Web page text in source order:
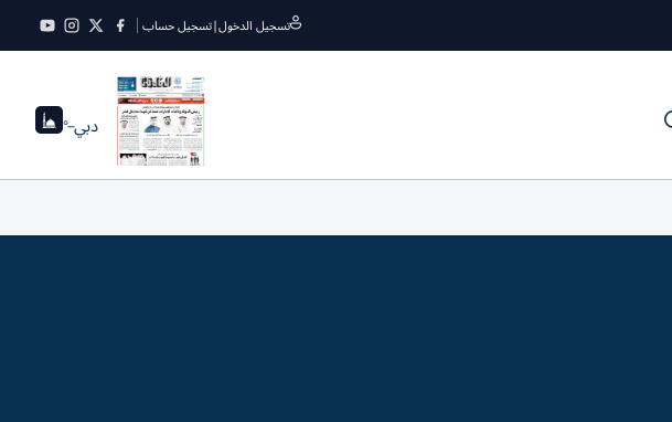
تسجيل الدخول|تسجيل حساب
دبي--°